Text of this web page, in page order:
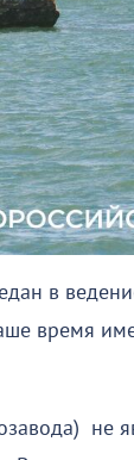
в
время
не